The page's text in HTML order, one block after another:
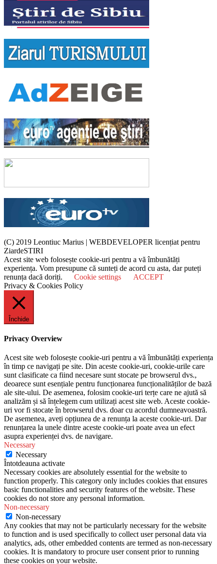
(C) 2019 Leontiuc Marius | WEBDEVELOPER licențiat pentru
ZiardeSTIRI
Acest site web folosește cookie-uri pentru a vă îmbunătăți
experiența. Vom presupune că sunteți de acord cu asta, dar puteți
renunța dacă doriți.
Cookie settings
ACCEPT
Privacy & Cookies Policy
Închide
Privacy Overview
Acest site web folosește cookie-uri pentru a vă îmbunătăți experiența
în timp ce navigați pe site. Din aceste cookie-uri, cookie-urile care
sunt clasificate ca fiind necesare sunt stocate pe browserul dvs.,
deoarece sunt esențiale pentru funcționarea funcționalităților de bază
ale site-ului. De asemenea, folosim cookie-uri terțe care ne ajută să
analizăm și să înțelegem cum utilizați acest site web. Aceste cookie-
uri vor fi stocate în browserul dvs. doar cu acordul dumneavoastră.
De asemenea, aveți opțiunea de a renunța la aceste cookie-uri. Dar
renunțarea la unele dintre aceste cookie-uri poate avea un efect
asupra experienței dvs. de navigare.
Necessary
Necessary
Întotdeauna activate
Necessary cookies are absolutely essential for the website to
function properly. This category only includes cookies that ensures
basic functionalities and security features of the website. These
cookies do not store any personal information.
Non-necessary
Non-necessary
Any cookies that may not be particularly necessary for the website
to function and is used specifically to collect user personal data via
analytics, ads, other embedded contents are termed as non-necessary
cookies. It is mandatory to procure user consent prior to running
these cookies on your website.